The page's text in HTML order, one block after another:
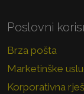
Poslovni
Brza pošta
Marketinške
Korporativna